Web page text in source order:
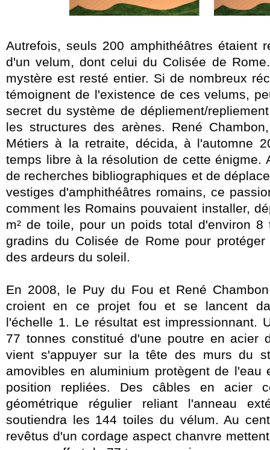
Autrefois, seuls 200 amphithéâtres étaient
d'un velum, dont celui du Colisée de
mystère est resté entier. Si de nombreux
témoignent de l'existence de ces velums,
secret du système de dépliement/
les structures des arènes. René
Métiers à la retraite, décida, à l'automne
temps libre à la résolution de cette énigme.
de recherches bibliographiques et de
vestiges d'amphithéâtres romains, ce
comment les Romains pouvaient installer,
m² de toile, pour un poids total d'environ 8
gradins du Colisée de Rome pour
des ardeurs du soleil.
En 2008, le Puy du Fou et René
croient en ce projet fou et se lancent
l'échelle 1. Le résultat est impressionnant.
77 tonnes constitué d'une poutre en acier
vient s'appuyer sur la tête des murs du
amovibles en aluminium protègent de
position repliées. Des câbles en acier
géométrique régulier reliant l'anneau
soutiendra les 144 toiles du vélum. Au
revêtus d'un cordage aspect chanvre